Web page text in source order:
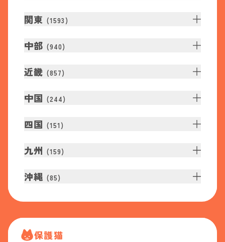
関東 (1593 )
中部 (940)
近畿 (857)
中国 (244)
四国 (151 )
九州 (159)
沖縄 (85)
保護猫